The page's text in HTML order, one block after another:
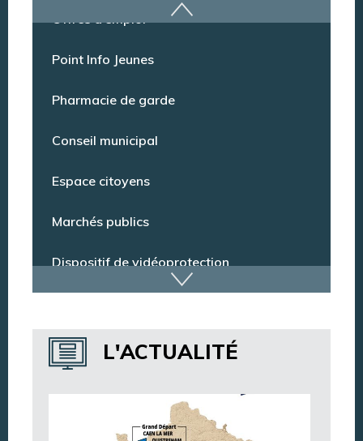
Dispositif de vidéoprotection
Annuaire des services
Annuaire des associations
Argentan Aujourd’hui
L'ACTUALITÉ